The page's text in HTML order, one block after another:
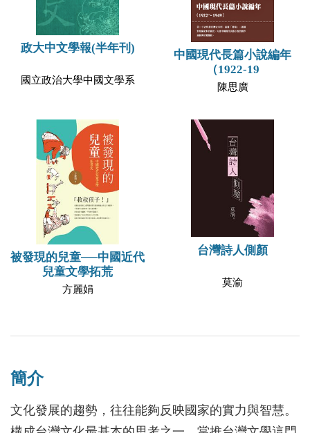
政大中文學報(半年刊)
國立政治大學中國文學系
中國現代長篇小說編年
（1922-19
陳思廣
被發現的兒童──中國近代
兒童文學拓荒
方麗娟
台灣詩人側顏
莫渝
簡介
文化發展的趨勢，往往能夠反映國家的實力與智慧。